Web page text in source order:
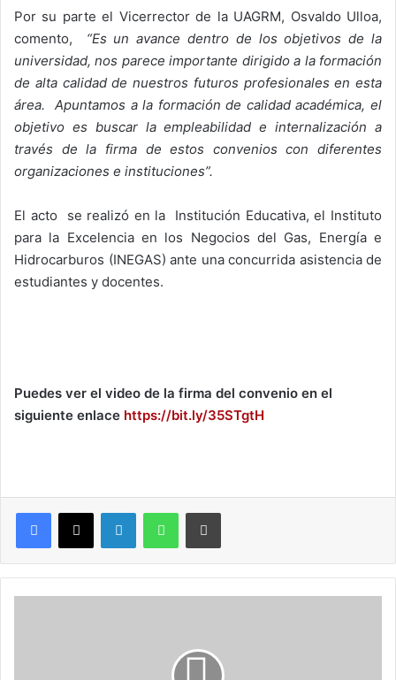
Por su parte el Vicerrector de la UAGRM, Osvaldo Ulloa,
comento, “Es un avance dentro de los objetivos de la
universidad, nos parece importante dirigido a la formación
de alta calidad de nuestros futuros profesionales en esta
área. Apuntamos a la formación de calidad académica, el
objetivo es buscar la empleabilidad e internalización a
través de la firma de estos convenios con diferentes
organizaciones e instituciones”.
El acto se realizó en la Institución Educativa, el Instituto
para la Excelencia en los Negocios del Gas, Energía e
Hidrocarburos (INEGAS) ante una concurrida asistencia de
estudiantes y docentes.
Puedes ver el video de la firma del convenio en el
siguiente enlace https://bit.ly/35STgtH